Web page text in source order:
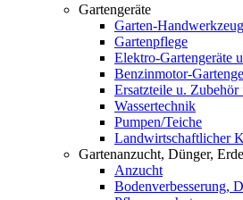
Gartengeräte
Garten-
Gartenpflege
Elektro-Gartengeräte
Benzinmotor-
Ersatzteile u.
Wassertechnik
Pumpen/Teiche
Landwirtschaftlicher
Gartenanzucht, Dünger,
Anzucht
Bodenverbesserung,